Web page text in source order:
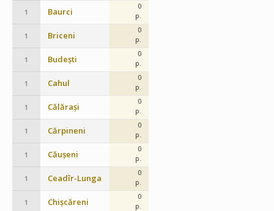
1 Baurci
0
p.
1 Briceni
0
p.
1 Budești
0
p.
1 Cahul
0
p.
1 Călărași
0
p.
1 Cărpineni
0
p.
1 Căușeni
0
p.
1 Ceadîr-Lunga
0
p.
1 Chișcăreni
0
p.